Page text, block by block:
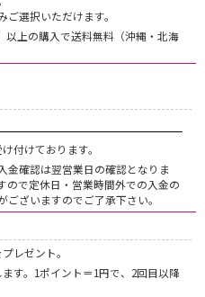
選択いただけます。
以上の購入で送料無料（沖縄・北海
付けております。
確認は翌営業日の確認となりま
ので定休日・営業時間外での入金の
ざいますのでご了承下さい。
レゼント。
す。1ポイント＝1円で、2回目以降